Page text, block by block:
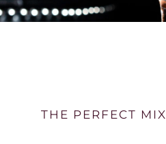
THE PERFECT MIX